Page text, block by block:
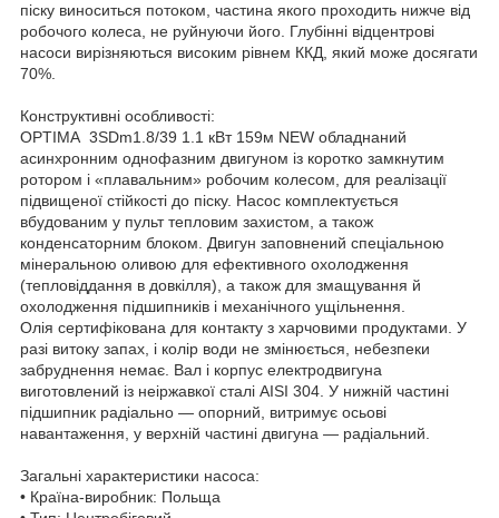
піску виноситься потоком, частина якого проходить нижче від
робочого колеса, не руйнуючи його. Глубінні відцентрові
насоси вирізняються високим рівнем ККД, який може досягати
70%.
Конструктивні особливості:
OPTIMA 3SDm1.8/39 1.1 кВт 159м NEW обладнаний
асинхронним однофазним двигуном із коротко замкнутим
ротором і «плавальним» робочим колесом, для реалізації
підвищеної стійкості до піску. Насос комплектується
вбудованим у пульт тепловим захистом, а також
конденсаторним блоком. Двигун заповнений спеціальною
мінеральною оливою для ефективного охолодження
(тепловіддання в довкілля), а також для змащування й
охолодження підшипників і механічного ущільнення.
Олія сертифікована для контакту з харчовими продуктами. У
разі витоку запах, і колір води не змінюється, небезпеки
забруднення немає. Вал і корпус електродвигуна
виготовлений із неіржавкої сталі AISI 304. У нижній частині
підшипник радіально — опорний, витримує осьові
навантаження, у верхній частині двигуна — радіальний.
Загальні характеристики насоса:
• Країна-виробник: Польща